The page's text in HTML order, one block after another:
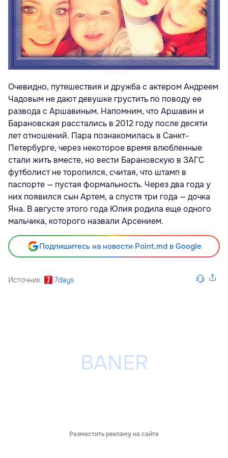
Очевидно, путешествия и дружба с актером Андреем
Чадовым не дают девушке грустить по поводу ее
развода с Аршавиным. Напомним, что Аршавин и
Барановская расстались в 2012 году после десяти
лет отношений. Пара познакомилась в Санкт-
Петербурге, через некоторое время влюбленные
стали жить вместе, но вести Барановскую в ЗАГС
футболист не торопился, считая, что штамп в
паспорте — пустая формальность. Через два года у
них появился сын Артем, а спустя три года — дочка
Яна. В августе этого года Юлия родила еще одного
мальчика, которого назвали Арсением.
Подпишитесь на новости Point.md в Google
Источник 7days
Разместить рекламу на сайте